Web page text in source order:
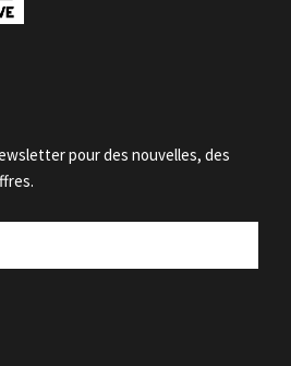
pour des nouvelles, des